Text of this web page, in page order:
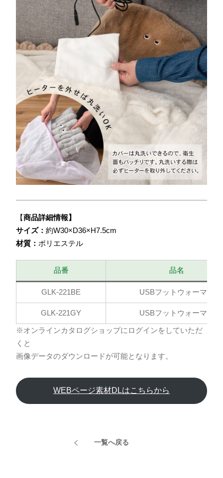
【商品詳細情報】
サイズ： 約W30×D36×H7.5cm
材質： ポリエステル
品番 品名
GLK-221BE USBフットウォーマー
GLK-221GY USBフットウォーマー
※オンラインカタログショップにログインをしていただ
くと
画像データのダウンロードが可能となります。
WEBページ素材DLはこちらから
一覧へ戻る